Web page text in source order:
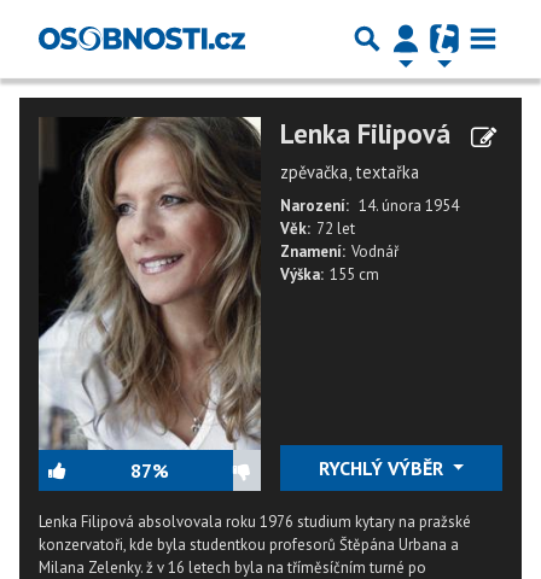
87%
Lenka Filipová
zpěvačka, textařka
Narození: 14. února 1954
Věk: 72 let
Znamení: Vodnář
Výška: 155 cm
RYCHLÝ VÝBĚR
Lenka Filipová absolvovala roku 1976 studium kytary na pražské
konzervatoři, kde byla studentkou profesorů Štěpána Urbana a
Milana Zelenky. ž v 16 letech byla na tříměsíčním turné po